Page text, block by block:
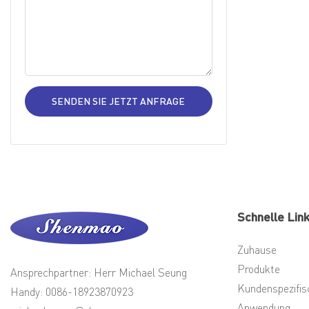
SENDEN SIE JETZT ANFRAGE
Ansprechpartner: Herr Michael Seung
Handy: 0086-18923870923
Schnelle
Zuhause
Produkte